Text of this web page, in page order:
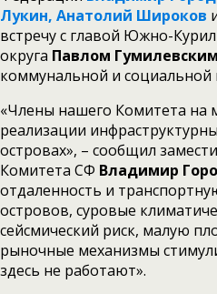
Лукин, Анатолий Широков
встречу с главой Южно-
округа Павлом Гумилевским
коммунальной и социальной
«Члены нашего Комитета на
реализации
островах», – сообщил
Комитета СФ Владимир
отдаленность и
островов, суровые
сейсмический риск, малую
рыночные механизмы
здесь не работают».